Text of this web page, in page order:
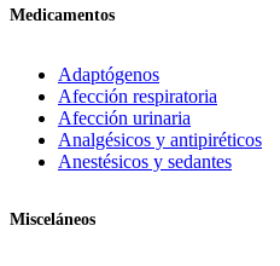
Medicamentos
Adaptógenos
Afección respiratoria
Afección urinaria
Analgésicos y antipiréticos
Anestésicos y sedantes
Misceláneos